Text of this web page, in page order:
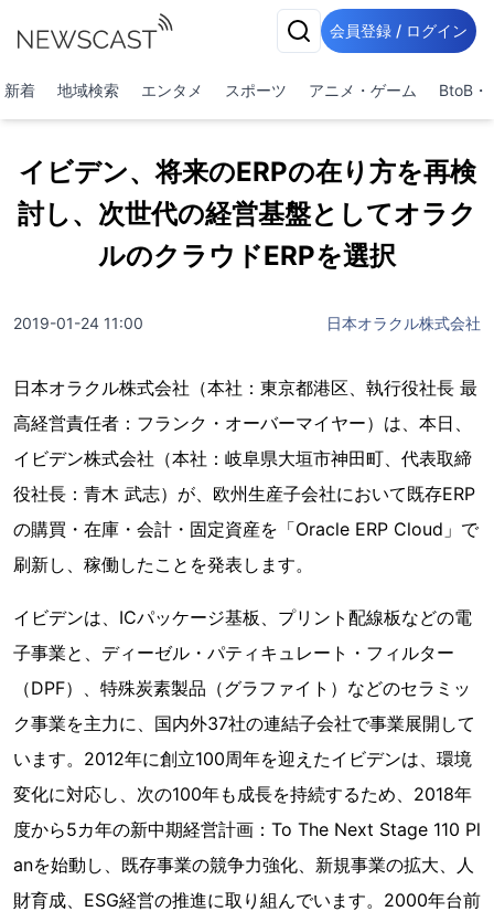
会員登録 / ログイン
新着 地域検索 エンタメ スポーツ アニメ・ゲーム BtoB・
イビデン、将来のERPの在り方を再検
討し、次世代の経営基盤としてオラク
ルのクラウドERPを選択
2019-01-24 11:00 日本オラクル株式会社
日本オラクル株式会社（本社：東京都港区、執行役社長 最
高経営責任者：フランク・オーバーマイヤー）は、本日、
イビデン株式会社（本社：岐阜県大垣市神田町、代表取締
役社長：青木 武志）が、欧州生産子会社において既存ERP
の購買・在庫・会計・固定資産を「Oracle ERP Cloud」で
刷新し、稼働したことを発表します。
イビデンは、ICパッケージ基板、プリント配線板などの電
子事業と、ディーゼル・パティキュレート・フィルター
（DPF）、特殊炭素製品（グラファイト）などのセラミッ
ク事業を主力に、国内外37社の連結子会社で事業展開して
います。2012年に創立100周年を迎えたイビデンは、環境
変化に対応し、次の100年も成長を持続するため、2018年
度から5カ年の新中期経営計画：To The Next Stage 110 Pl
anを始動し、既存事業の競争力強化、新規事業の拡大、人
財育成、ESG経営の推進に取り組んでいます。2000年台前